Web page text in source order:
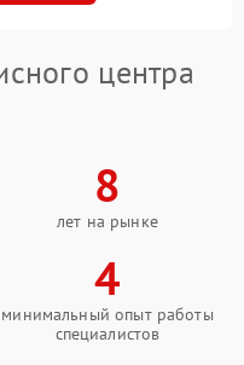
центра
8
лет на рынке
4
минимальный опыт работы
специалистов